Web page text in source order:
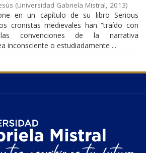
(Universidad Gabriela Mistral, 2013)
en un capítulo de su libro Serious
cronistas medievales han “traído con
convenciones de la narrativa
inconsciente o estudiadamente ...